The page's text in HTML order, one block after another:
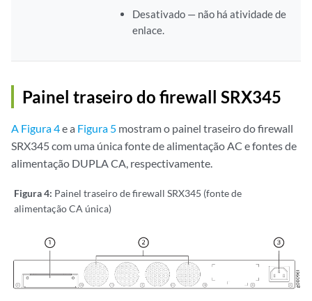
Desativado — não há atividade de
enlace.
Painel traseiro do firewall SRX345
A Figura 4e a Figura 5 mostram o painel traseiro do firewall
SRX345 com uma única fonte de alimentação AC e fontes de
alimentação DUPLA CA, respectivamente.
Figura 4: Painel traseiro de firewall SRX345 (fonte de
alimentação CA única)